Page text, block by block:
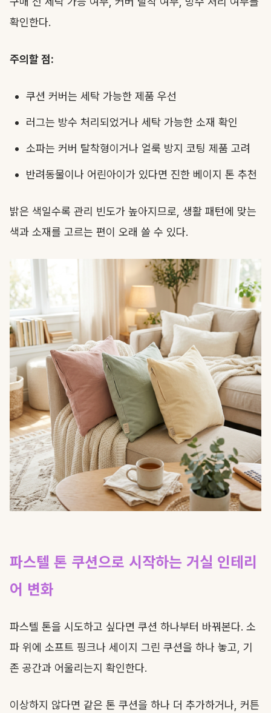
확인한다.
주의할 점:
쿠션 커버는 세탁 가능한 제품 우선
러그는 방수 처리되었거나 세탁 가능한 소재 확인
소파는 커버 탈착형이거나 얼룩 방지 코팅 제품 고려
반려동물이나 어린아이가 있다면 진한 베이지 톤 추천
밝은 색일수록 관리 빈도가 높아지므로, 생활 패턴에 맞는
색과 소재를 고르는 편이 오래 쓸 수 있다.
파스텔 톤 쿠션으로 시작하는 거실 인테리
어 변화
파스텔 톤을 시도하고 싶다면 쿠션 하나부터 바꿔본다. 소
파 위에 소프트 핑크나 세이지 그린 쿠션을 하나 놓고, 기
존 공간과 어울리는지 확인한다.
이상하지 않다면 같은 톤 쿠션을 하나 더 추가하거나, 커튼